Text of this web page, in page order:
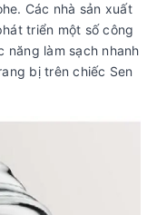
Các nhà sản xuất
triển một số công
năng làm sạch nhanh
bị trên chiếc Sen